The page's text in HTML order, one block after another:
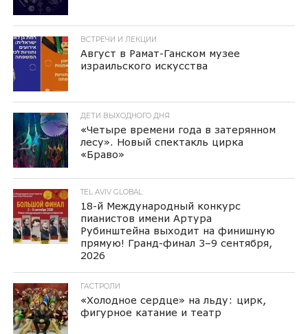
ВСТРЕЧИ И ЛЕКЦИИ
Август в Рамат-Ганском музее
израильского искусства
ДЕТИ ВЫХОДНОГО ДНЯ
«Четыре времени года в затерянном
лесу». Новый спектакль цирка
«Браво»
TEL AVIV GLOBAL
18-й Международный конкурс
пианистов имени Артура
Рубинштейна выходит на финишную
прямую! Гранд-финал 3–9 сентября,
2026
ГАСТРОЛИ
«Холодное сердце» на льду: цирк,
фигурное катание и театр